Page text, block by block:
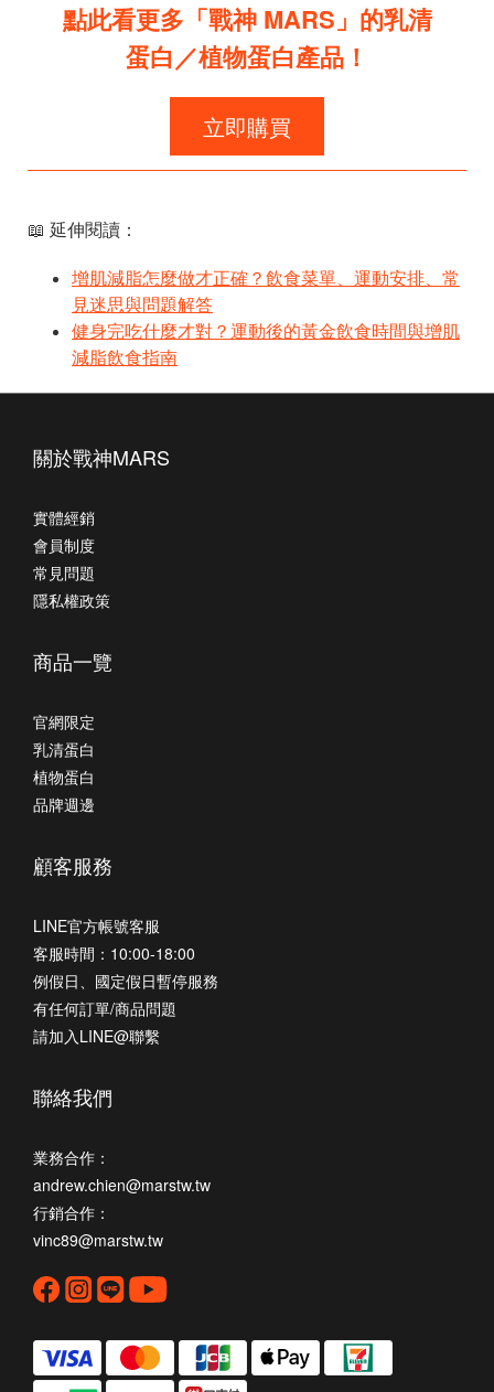
點此看更多「戰神 MARS」的乳清
蛋白／植物蛋白產品！
立即購買
📖 延伸閱讀：
增肌減脂怎麼做才正確？飲食菜單、運動安排、常
見迷思與問題解答
健身完吃什麼才對？運動後的黃金飲食時間與增肌
減脂飲食指南
關於戰神MARS
實體經銷
會員制度
常見問題
隱私權政策
商品一覽
官網限定
乳清蛋白
植物蛋白
品牌週邊
顧客服務
LINE官方帳號客服
客服時間：10:00-18:00
例假日、國定假日暫停服務
有任何訂單/商品問題
請加入LINE@聯繫
聯絡我們
業務合作：
andrew.chien@marstw.tw
行銷合作：
vinc89@marstw.tw